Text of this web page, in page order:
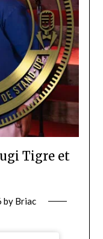
Tigre et
by Briac